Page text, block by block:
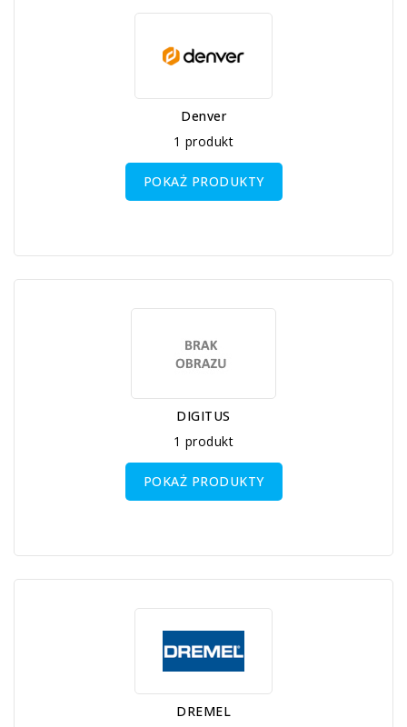
Denver
1 produkt
POKAŻ PRODUKTY
DIGITUS
1 produkt
POKAŻ PRODUKTY
DREMEL